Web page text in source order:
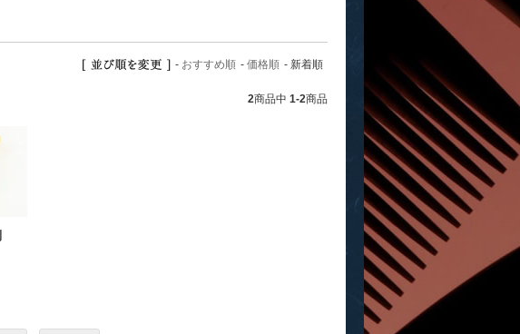
- おすすめ順 - 価格順 - 新着順
2商品中 1-2商品